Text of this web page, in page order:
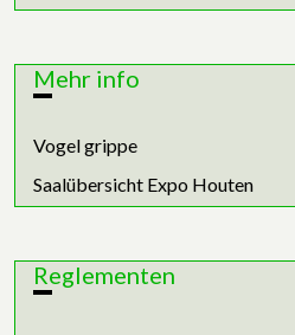
Mehr info
Vogel grippe
Saalübersicht Expo Houten
Reglementen